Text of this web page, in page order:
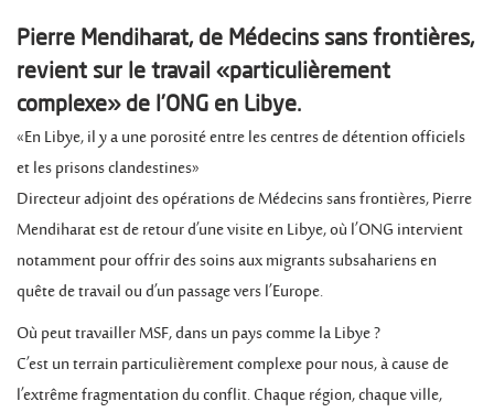
Pierre Mendiharat, de Médecins sans frontières,
revient sur le travail «particulièrement
complexe» de l’ONG en Libye.
«En Libye, il y a une porosité entre les centres de détention officiels
et les prisons clandestines»
Directeur adjoint des opérations de Médecins sans frontières, Pierre
Mendiharat est de retour d’une visite en Libye, où l’ONG intervient
notamment pour offrir des soins aux migrants subsahariens en
quête de travail ou d’un passage vers l’Europe.
Où peut travailler MSF, dans un pays comme la Libye ?
C’est un terrain particulièrement complexe pour nous, à cause de
l’extrême fragmentation du conflit. Chaque région, chaque ville,